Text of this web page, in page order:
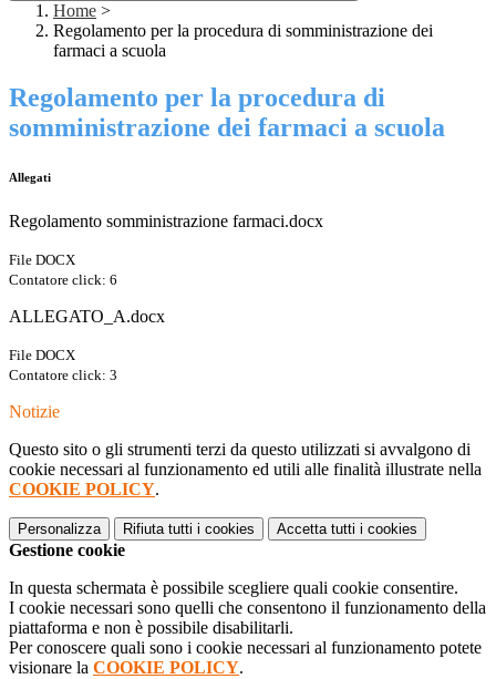
Home >
Regolamento per la procedura di somministrazione dei
farmaci a scuola
Regolamento per la procedura di
somministrazione dei farmaci a scuola
Allegati
Regolamento somministrazione farmaci.docx
File DOCX
Contatore click: 6
ALLEGATO_A.docx
File DOCX
Contatore click: 3
Notizie
Questo sito o gli strumenti terzi da questo utilizzati si avvalgono di
cookie necessari al funzionamento ed utili alle finalità illustrate nella
COOKIE POLICY.
Personalizza Rifiuta tutti i cookies Accetta tutti i cookies
Gestione cookie
In questa schermata è possibile scegliere quali cookie consentire.
I cookie necessari sono quelli che consentono il funzionamento della
piattaforma e non è possibile disabilitarli.
Per conoscere quali sono i cookie necessari al funzionamento potete
visionare la COOKIE POLICY.